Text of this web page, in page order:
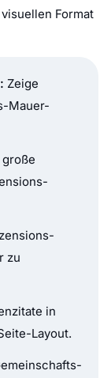
Format
Zeige
Mauer-
zu
in
Layout.